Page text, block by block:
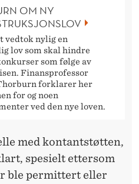
OM NY
vedtok nylig en
lov som skal hindre
som følge av
Finansprofessor
forklarer her
for og noen
ved den nye loven.
med kontantstøtten,
spesielt ettersom
ble permittert eller